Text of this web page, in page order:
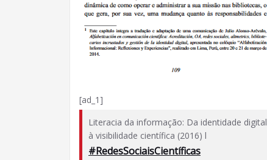
[ad_1]
Literacia da informação: Da identidade digital
à visibilidade científica (2016) l
#RedesSociaisCientíficas